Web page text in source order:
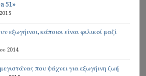
51»
εξωγήινοι, κάποιοι είναι φιλικοί μαζί
2014
που ψάχνει για εξωγήινη ζωή